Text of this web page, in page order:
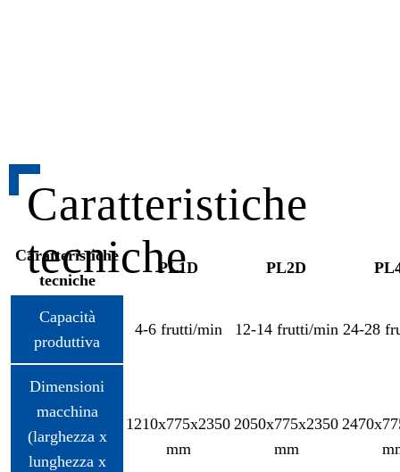
Caratteristiche
tecniche
Caratteristiche
tecniche
PL1D PL2D
Capacità
produttiva
4-6 frutti/min 12-14 frutti/min 24-28
Dimensioni
macchina
(larghezza x
lunghezza x
1210x775x2350
mm
2050x775x2350
mm